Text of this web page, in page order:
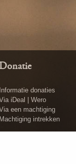
Donatie
Informatie donaties
iDeal | Wero
een machtiging
Machtiging intrekken